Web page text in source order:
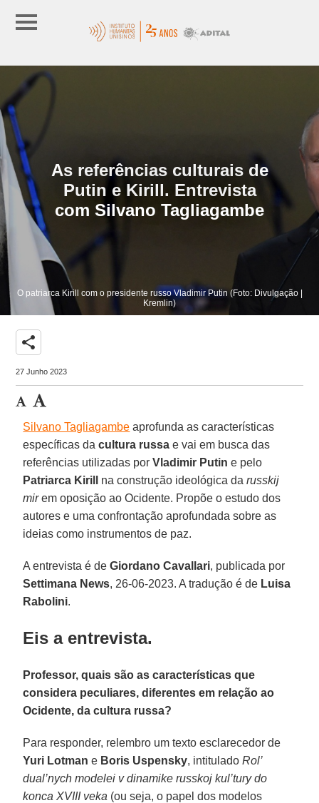
As referências culturais de
Putin e Kirill. Entrevista
com Silvano Tagliagambe
O patriarca Kirill com o presidente russo Vladimir Putin (Foto: Divulgação |
Kremlin)
share
27 Junho 2023
Silvano Tagliagambe aprofunda as características
específicas dacultura russa e vai em busca das
referências utilizadas porVladimir Putin e pelo
Patriarca Kirill
na construção ideológica darusskij
mirem oposição ao Ocidente. Propõe o estudo dos
autores e uma confrontação aprofundada sobre as
ideias como instrumentos de paz.
A entrevista é deGiordano Cavallari, publicada por
Settimana News, 26-06-2023. A tradução é de Luisa
Rabolini.
Eis a entrevista.
Professor, quais são as características que
considera peculiares, diferentes em relação ao
Ocidente, da cultura russa?
Para responder, relembro um texto esclarecedor de
Yuri Lotmane Boris Uspensky, intituladoRol’
dual’nych modelei v dinamike russkoj kul’tury do
konca XVIII veka (ou seja, o papel dos modelos